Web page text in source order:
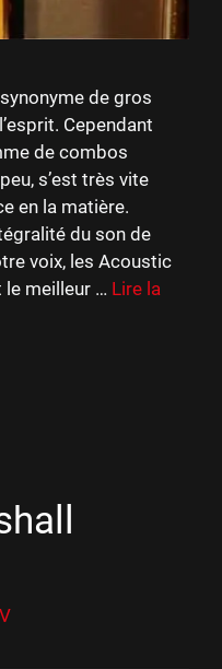
de gros
Cependant
de combos
s’est très vite
en la matière.
du son de
voix, les Acoustic
meilleur … Lire la